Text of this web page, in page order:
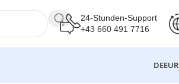
24-Stunden-Support
+43 660 491 7716
DEEUR